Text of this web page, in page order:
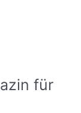
für